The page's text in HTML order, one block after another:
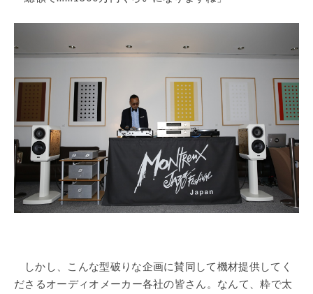
しかし、こんな型破りな企画に賛同して機材提供してく
ださるオーディオメーカー各社の皆さん。なんて、粋で太